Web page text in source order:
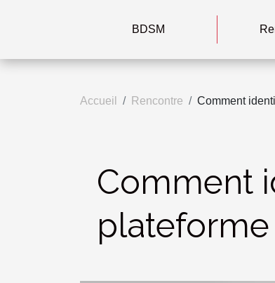
BDSM
Accueil Rencontre Comment
Comment